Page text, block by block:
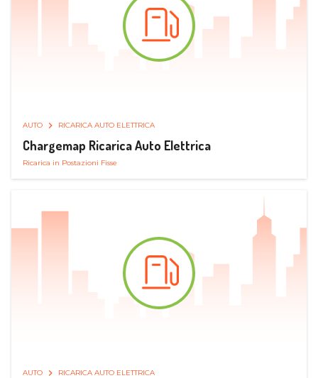
AUTO RICARICA AUTO ELETTRICA
Chargemap Ricarica Auto Elettrica
Ricarica in Postazioni Fisse
AUTO RICARICA AUTO ELETTRICA